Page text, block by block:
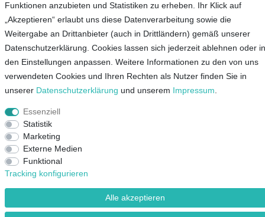
Funktionen anzubieten und Statistiken zu erheben. Ihr Klick auf
„Akzeptieren“ erlaubt uns diese Datenverarbeitung sowie die
Weitergabe an Drittanbieter (auch in Drittländern) gemäß unserer
Datenschutzerklärung. Cookies lassen sich jederzeit ablehnen oder in
den Einstellungen anpassen. Weitere Informationen zu den von uns
verwendeten Cookies und Ihren Rechten als Nutzer finden Sie in
unserer Daten­schutz­erklärung und unserem Impressum
Essenziell
Statistik
Marketing
Externe Medien
Funktional
Tracking konfigurieren
Alle akzeptieren
Unternehmen
Kontakt
AGB
Datenschutz
Impressum
© Copyright 2026 Lieblingsshop GmbH | Alle Rechte vorbehalten.